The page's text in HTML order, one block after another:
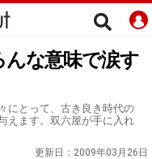
んな意味で涙す
にとって、古き良き時代の
えます。双六屋が手に入れ
更新日： 2009年03月26日